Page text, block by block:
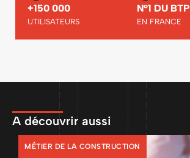
+150 000
UTILISATEURS
N°1 DU BTP
EN FRANCE
A découvrir aussi
MÉTIER DE LA CONSTRUCTION